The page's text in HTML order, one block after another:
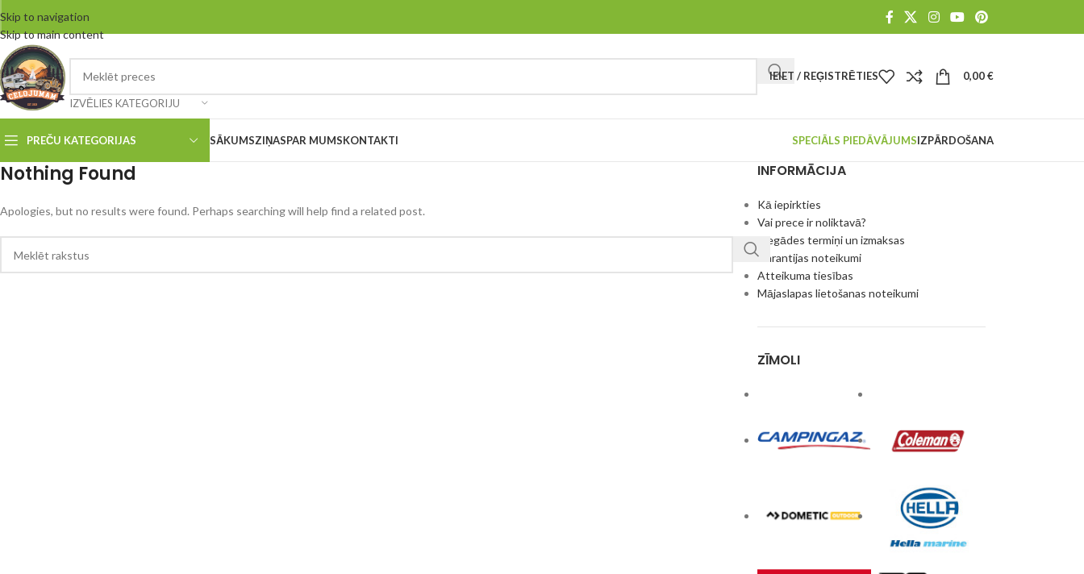
Skip to navigation
Skip to main content
IZVĒLIES KATEGORIJU
IEIET / REĢISTRĒTIES 0,00€
PREČU KATEGORIJAS SĀKUMSZIŅASPAR MUMSKONTAKTI SPECIĀLS PIEDĀVĀJUMSIZPĀRDOŠANA
Nothing Found
Apologies, but no results were found. Perhaps searching will help find a related post.
INFORMĀCIJA
Kā iepirkties
Vai prece ir noliktavā?
Piegādes termiņi un izmaksas
Garantijas noteikumi
Atteikuma tiesības
Mājaslapas lietošanas noteikumi
ZĪMOLI